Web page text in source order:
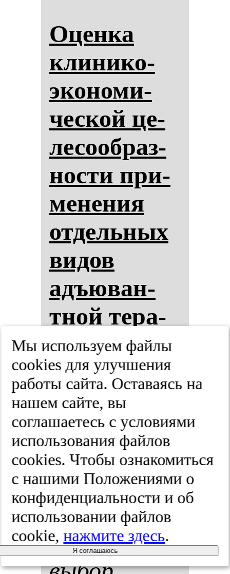
Оцен­ка
кли­ни­ко-
эко­но­ми­
чес­кой це­
ле­со­об­раз­
нос­ти при­
ме­не­ния
от­дель­ных
ви­дов
адъю­ван­
тной те­ра­
пии в ле­че­
нии ра­ка
мо­лоч­ной
же­ле­зы.
Ме­ди­цин­
ские тех­но­
ло­гии.
Оцен­ка и
Мы используем файлы
cооkies для улучшения
работы сайта. Оставаясь на
нашем сайте, вы
соглашаетесь с условиями
использования файлов
cооkies. Чтобы ознакомиться
с нашими Положениями о
конфиденциальности и об
использовании файлов
cookie,нажмите здесь.
Я соглашаюсь